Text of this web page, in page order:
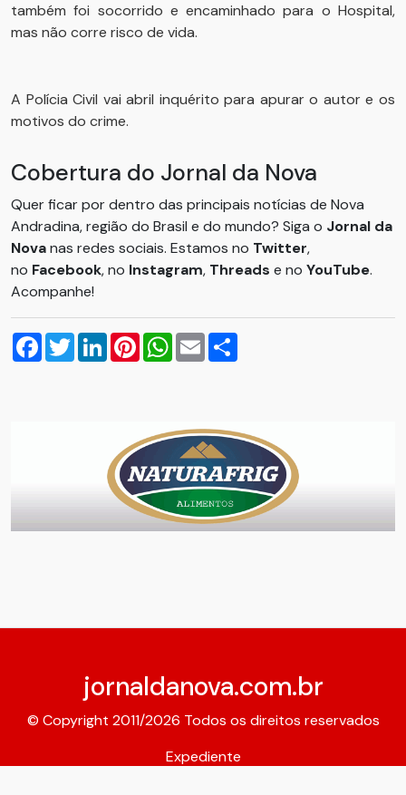
também foi socorrido e encaminhado para o Hospital,
mas não corre risco de vida.
A Polícia Civil vai abril inquérito para apurar o autor e os
motivos do crime.
Cobertura do Jornal da Nova
Quer ficar por dentro das principais notícias de Nova
Andradina, região do Brasil e do mundo? Siga o Jornal da
Novanas redes sociais. Estamos no Twitter,
no Facebook, no Instagram, Threads e no YouTube.
Acompanhe!
Facebook
TwitterLinkedInPinterestWhatsApp
Email
jornaldanova.com.br
© Copyright 2011/2026 Todos os direitos reservados
Expediente